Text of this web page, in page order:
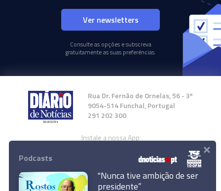
Ver newsletters
Consulte as opções e subscreva
gratuitamente as suas preferências.
Rua Dr. Fernão de Ornelas, 56 - 3º
9054-514 Funchal, Portugal
291 202 300
Instale a nossa App
Podcasts
"Nunca tive ambição de ser
presidente”
×